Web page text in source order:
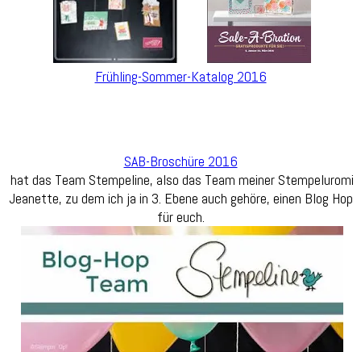
Frühling-Sommer-Katalog 2016
SAB-Broschüre 2016
hat das Team Stempeline, also das Team meiner Stempeluromi
Jeanette, zu dem ich ja in 3. Ebene auch gehöre, einen Blog Hop
für euch.